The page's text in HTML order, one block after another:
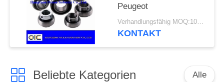
Peugeot
Verhandlungsfähig MOQ:100 Stück
KONTAKT
Beliebte Kategorien Alle